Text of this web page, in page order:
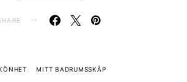
MITT BADRUMSSKÅP